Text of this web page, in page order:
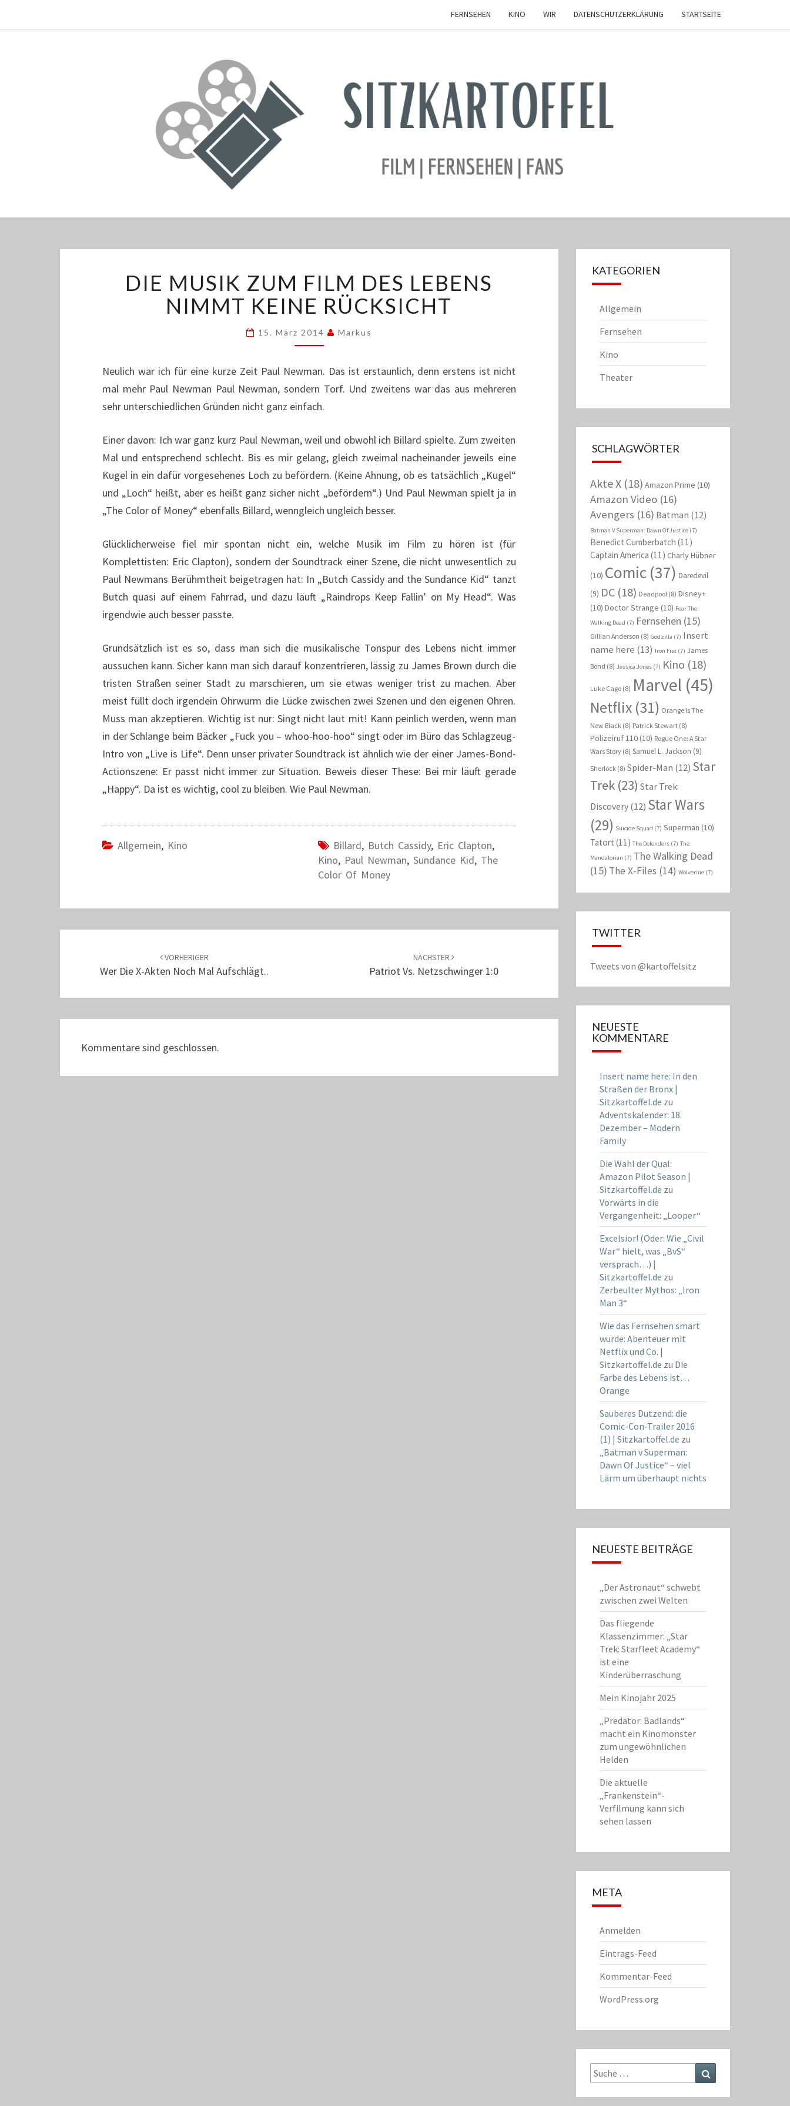
FERNSEHEN KINO WIR DATENSCHUTZERKLÄRUNG STARTSEITE
MUSIK
ZUM
FILM
LEBENS
KEINE
RÜCKSICHT
DIE MUSIK ZUM FILM DES LEBENS
NIMMT KEINE RÜCKSICHT
15. März 2014 Markus
Neulich war ich für eine kurze Zeit Paul Newman. Das ist erstaunlich, denn erstens ist nicht
mal mehr Paul Newman Paul Newman, sondern Torf. Und zweitens war das aus mehreren
sehr unterschiedlichen Gründen nicht ganz einfach.
Einer davon: Ich war ganz kurz Paul Newman, weil und obwohl ich Billard spielte. Zum zweiten
Mal und entsprechend schlecht. Bis es mir gelang, gleich zweimal nacheinander jeweils eine
Kugel in ein dafür vorgesehenes Loch zu befördern. (Keine Ahnung, ob es tatsächlich „Kugel“
und „Loch“ heißt, aber es heißt ganz sicher nicht „befördern“.) Und Paul Newman spielt ja in
„The Color of Money“ ebenfalls Billard, wenngleich ungleich besser.
Glücklicherweise fiel mir spontan nicht ein, welche Musik im Film zu hören ist (für
Komplettisten: Eric Clapton), sondern der Soundtrack einer Szene, die nicht unwesentlich zu
Paul Newmans Berühmtheit beigetragen hat: In „Butch Cassidy and the Sundance Kid“ tanzt
Butch quasi auf einem Fahrrad, und dazu läuft „Raindrops Keep Fallin’ on My Head“. Was
irgendwie auch besser passte.
Grundsätzlich ist es so, dass man sich die musikalische Tonspur des Lebens nicht immer
aussuchen kann. Sicher kann man sich darauf konzentrieren, lässig zu James Brown durch die
tristen Straßen seiner Stadt zu marschieren, um sie etwas weniger trist zu machen. Aber
meist füllt doch irgendein Ohrwurm die Lücke zwischen zwei Szenen und den eigenen Ohren.
Muss man akzeptieren. Wichtig ist nur: Singt nicht laut mit! Kann peinlich werden, wenn man
in der Schlange beim Bäcker „Fuck you – whoo-hoo-hoo“ singt oder im Büro das Schlagzeug-
Intro von „Live is Life“. Denn unser privater Soundtrack ist ähnlich wie der einer James-Bond-
Actionszene: Er passt nicht immer zur Situation. Beweis dieser These: Bei mir läuft gerade
„Happy“. Da ist es wichtig, cool zu bleiben. Wie Paul Newman.
Allgemein, Kino Billard, Butch Cassidy, Eric Clapton,
Kino, Paul Newman, Sundance Kid, The
Color Of Money
VORHERIGER
Wer Die X-Akten Noch Mal Aufschlägt..
NÄCHSTER
Patriot Vs. Netzschwinger 1:0
Kommentare sind geschlossen.
KATEGORIEN
Allgemein
Fernsehen
Kino
Theater
SCHLAGWÖRTER
Akte X(18) Amazon Prime (10)
Amazon Video(16)
Avengers (16) Batman (12)
Batman V Superman: Dawn Of Justice(7)
Benedict Cumberbatch (11)
Captain America (11) Charly Hübner
(10) Comic(37) Daredevil
(9) DC(18) Deadpool(8) Disney+
(10) Doctor Strange (10) Fear The
Walking Dead (7) Fernsehen (15)
Gillian Anderson (8) Godzilla (7) Insert
name here (13) Iron Fist(7) James
Bond (8) Jessica Jones(7) Kino (18)
Luke Cage(8) Marvel (45)
Netflix(31) Orange Is The
New Black(8) Patrick Stewart(8)
Polizeiruf 110(10) Rogue One: A Star
Wars Story(8) Samuel L. Jackson (9)
Sherlock(8) Spider-Man (12) Star
Trek(23) Star Trek:
Discovery(12) Star Wars
(29) Suicide Squad (7) Superman (10)
Tatort (11) The Defenders(7) The
Mandalorian (7) The Walking Dead
(15) The X-Files (14) Wolverine(7)
TWITTER
Tweets von @kartoffelsitz
NEUESTE
KOMMENTARE
Insert name here: In den
Straßen der Bronx |
Sitzkartoffel.de zu
Adventskalender: 18.
Dezember – Modern
Family
Die Wahl der Qual:
Amazon Pilot Season |
Sitzkartoffel.de zu
Vorwärts in die
Vergangenheit: „Looper“
Excelsior! (Oder: Wie „Civil
War“ hielt, was „BvS“
versprach…) |
Sitzkartoffel.de zu
Zerbeulter Mythos: „Iron
Man 3“
Wie das Fernsehen smart
wurde: Abenteuer mit
Netflix und Co. |
Sitzkartoffel.de zu Die
Farbe des Lebens ist…
Orange
Sauberes Dutzend: die
Comic-Con-Trailer 2016
(1) | Sitzkartoffel.de zu
„Batman v Superman:
Dawn Of Justice“ – viel
Lärm um überhaupt nichts
NEUESTE BEITRÄGE
„Der Astronaut“ schwebt
zwischen zwei Welten
Das fliegende
Klassenzimmer: „Star
Trek: Starfleet Academy“
ist eine
Kinderüberraschung
Mein Kinojahr 2025
„Predator: Badlands“
macht ein Kinomonster
zum ungewöhnlichen
Helden
Die aktuelle
„Frankenstein“-
Verfilmung kann sich
sehen lassen
META
Anmelden
Eintrags-Feed
Kommentar-Feed
WordPress.org
Suche
nach: